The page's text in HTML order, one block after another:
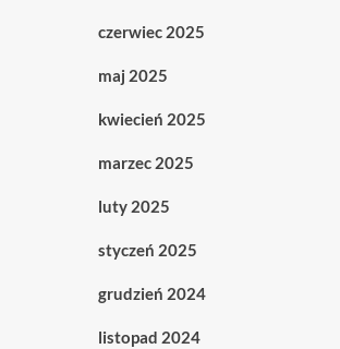
czerwiec 2025
maj 2025
kwiecień 2025
marzec 2025
luty 2025
styczeń 2025
grudzień 2024
listopad 2024